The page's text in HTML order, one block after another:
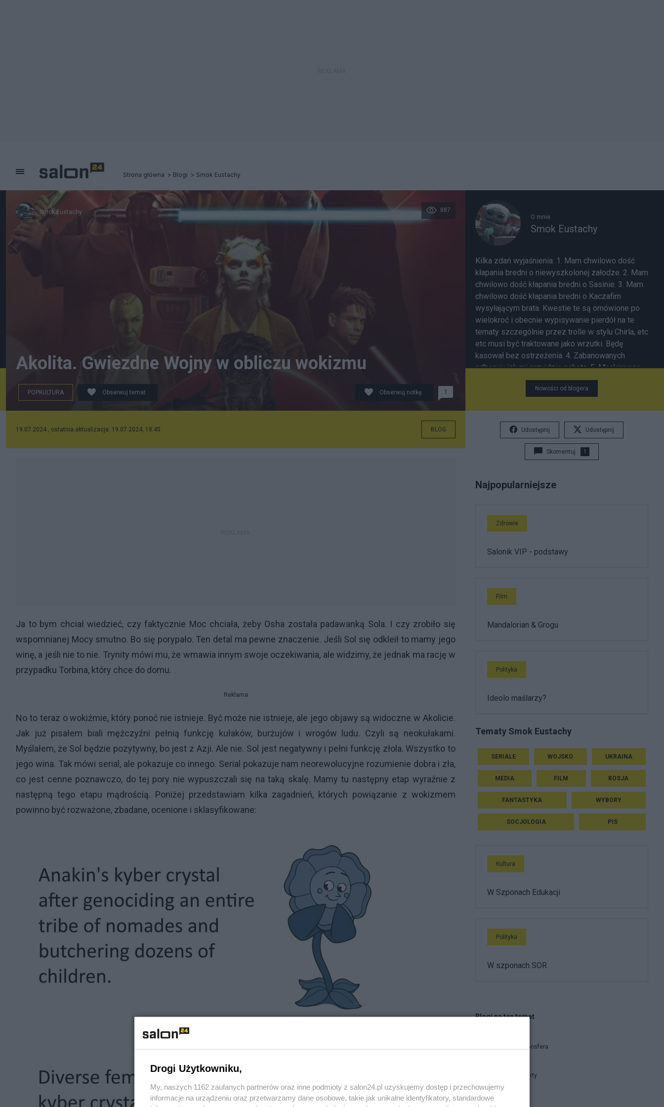
Strona główna Blogi Smok Eustachy
Smok Eustachy 887
Akolita. Gwiezdne Wojny w obliczu wokizmu
POPKULTURA Obserwuj temat Obserwuj notkę 1
19.07.2024 , ostatnia aktualizacja: 19.07.2024, 18:45 BLOG
Ja to bym chciał wiedzieć, czy faktycznie Moc chciała, żeby Osha została padawanką Sola. I czy zrobiło się
wspomnianej Mocy smutno. Bo się porypało. Ten detal ma pewne znaczenie. Jeśli Sol się odkleił to mamy jego
winę, a jeśli nie to nie. Trynity mówi mu, że wmawia innym swoje oczekiwania, ale widzimy, że jednak ma rację w
przypadku Torbina, który chce do domu.
Reklama
No to teraz o wokiźmie, który ponoć nie istnieje. Być może nie istnieje, ale jego objawy są widoczne w Akolicie.
Jak już pisałem biali mężczyźni pełnią funkcję kułaków, burżujów i wrogów ludu. Czyli są neokułakami.
Myślałem, że Sol będzie pozytywny, bo jest z Azji. Ale nie. Sol jest negatywny i pełni funkcję złola. Wszystko to
jego wina. Tak mówi serial, ale pokazuje co innego. Serial pokazuje nam neorewolucyjne rozumienie dobra i zła,
co jest cenne poznawczo, do tej pory nie wypuszczali się na taką skalę. Mamy tu następny etap wyraźnie z
następną tego etapu mądrością. Poniżej przedstawiam kilka zagadnień, których powiązanie z wokizmem
powinno być rozważone, zbadane, ocenione i sklasyfikowane:
O mnie
Smok Eustachy
Kilka zdań wyjaśnienia: 1. Mam chwilowo dość
kłapania bredni o niewyszkolonej załodze. 2. Mam
chwilowo dość kłapania bredni o Sasinie. 3. Mam
chwilowo dość kłapania bredni o Kaczafim
wysyłającym brata. Kwestie te są omówione po
wielokroć i obecnie wypisywanie pierdół na te
tematy szczególnie przez trolle w stylu Chirla, etc
etc musi być traktowane jako wrzutki. Będę
kasował bez ostrzeżenia. 4. Zabanowanych
odbanuję jak mi przyjdzie ochota. 5. Maskirowce
mówimy nie ale nie banujemy, przynajmniej na
razie. Szczególnie nie banujemy Piko bo z A-
Nowości od blogera
Udostępnij Udostępnij
Skomentuj 1
Najpopularniejsze
Zdrowie
Salonik VIP - podstawy
Film
Mandalorian & Grogu
Polityka
Ideolo maślarzy?
Tematy Smok Eustachy
SERIALE WOJSKO UKRAINA
MEDIA FILM ROSJA
FANTASTYKA WYBORY
SOCJOLOGIA PIS
Kultura
W Szponach Edukacji
Polityka
W szponach SOR
Blogi na ten temat
Polska Manosfera
Układ Otwarty
Drogi Użytkowniku,
My, naszych 1162 zaufanych partnerów oraz inne podmioty z salon24.pl uzyskujemy dostęp i przechowujemy
informacje na urządzeniu oraz przetwarzamy dane osobowe, takie jak unikalne identyfikatory, standardowe